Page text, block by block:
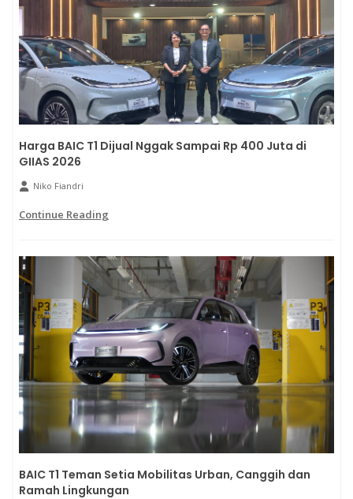
Harga BAIC T1 Dijual Nggak Sampai Rp 400 Juta di
GIIAS 2026
Niko Fiandri
Continue Reading
BAIC T1 Teman Setia Mobilitas Urban, Canggih dan
Ramah Lingkungan